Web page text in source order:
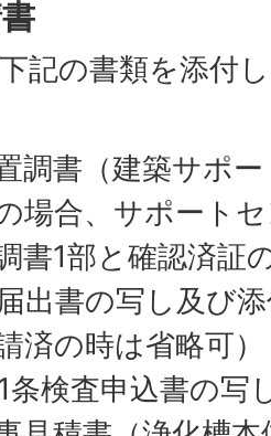
記の書類を添付
調書（建築サポ
場合、サポート
書1部と確認済証
出書の写し及び
済の時は省略可）
条検査申込書の写